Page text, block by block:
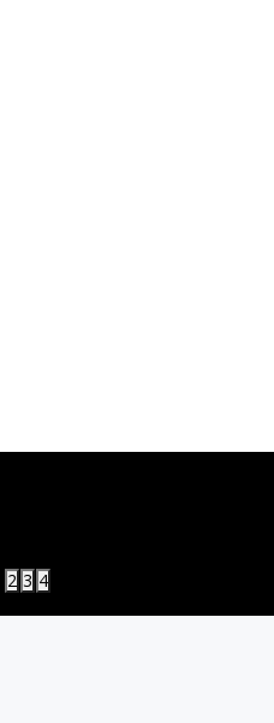
2 3 4